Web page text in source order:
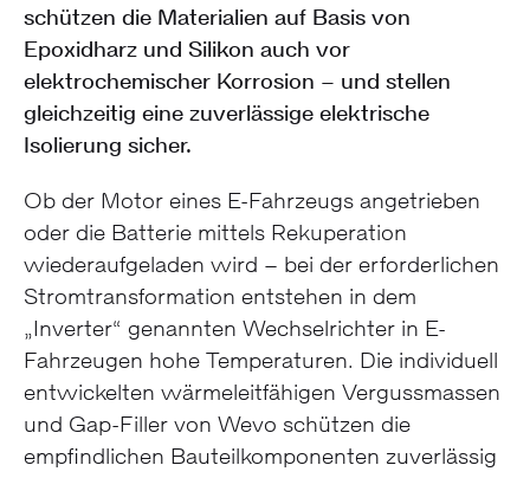
schützen die Materialien auf Basis von
Epoxidharz und Silikon auch vor
elektrochemischer Korrosion – und stellen
gleichzeitig eine zuverlässige elektrische
Isolierung sicher.
Ob der Motor eines E-Fahrzeugs angetrieben
oder die Batterie mittels Rekuperation
wiederaufgeladen wird – bei der erforderlichen
Stromtransformation entstehen in dem
„Inverter“ genannten Wechselrichter in E-
Fahrzeugen hohe Temperaturen. Die individuell
entwickelten wärmeleitfähigen Vergussmassen
und Gap-Filler von Wevo schützen die
empfindlichen Bauteilkomponenten zuverlässig